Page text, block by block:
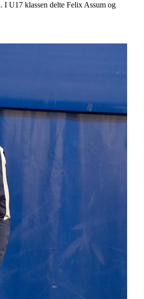
I U17 klassen delte Felix Assum og